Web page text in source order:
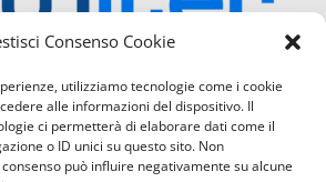
Consenso Cookie
utilizziamo tecnologie come i cookie
alle informazioni del dispositivo. Il
ci permetterà di elaborare dati come il
o ID unici su questo sito. Non
può influire negativamente su alcune